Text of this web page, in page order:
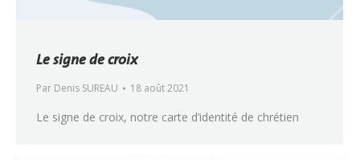
Le signe de croix
Par Denis SUREAU 18 août 2021
Le signe de croix, notre carte d’identité de chrétien